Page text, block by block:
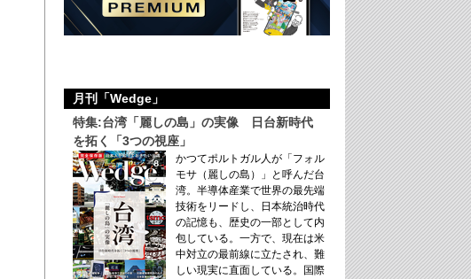
月刊「Wedge」
特集:台湾「麗しの島」の実像 日台新時代
を拓く「3つの視座」
かつてポルトガル人が「フォル
モサ（麗しの島）」と呼んだ台
湾。半導体産業で世界の最先端
技術をリードし、日本統治時代
の記憶も、歴史の一部として内
包している。一方で、現在は米
中対立の最前線に立たされ、難
しい現実に直面している。国際